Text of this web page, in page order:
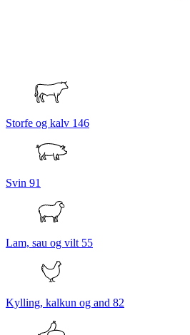
Storfe og kalv 146
Svin 91
Lam, sau og vilt 55
Kylling, kalkun og and 82